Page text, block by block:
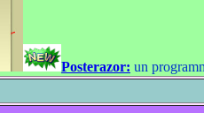
Posterazor: un